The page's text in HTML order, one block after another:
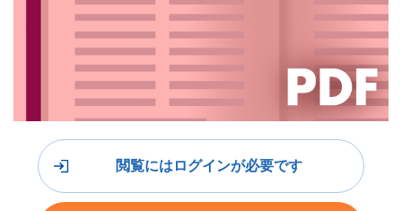
閲覧にはログインが必要です